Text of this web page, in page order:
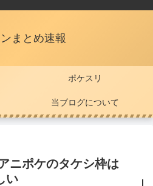
まとめ速報
ポケスリ
当ブログについて
ニポケのタケシ枠は
い